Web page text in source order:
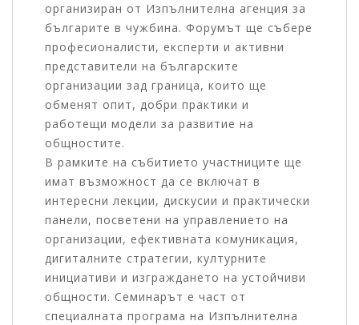
организиран от Изпълнителна агенция за
българите в чужбина. Форумът ще събере
професионалисти, експерти и активни
представители на българските
организации зад граница, които ще
обменят опит, добри практики и
работещи модели за развитие на
общностите.
В рамките на събитието участниците ще
имат възможност да се включат в
интересни лекции, дискусии и практически
панели, посветени на управлението на
организации, ефективната комуникация,
дигиталните стратегии, културните
инициативи и изграждането на устойчиви
общности. Семинарът е част от
специалната програма на Изпълнителна